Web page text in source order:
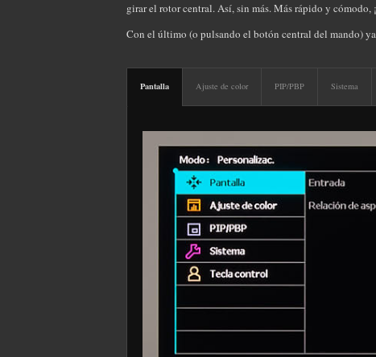
girar el rotor central. Así, sin más. Más rápido y cómodo,
Con el último (o pulsando el botón central del mando)
Pantalla Ajuste de color PIP/PBP Sistema